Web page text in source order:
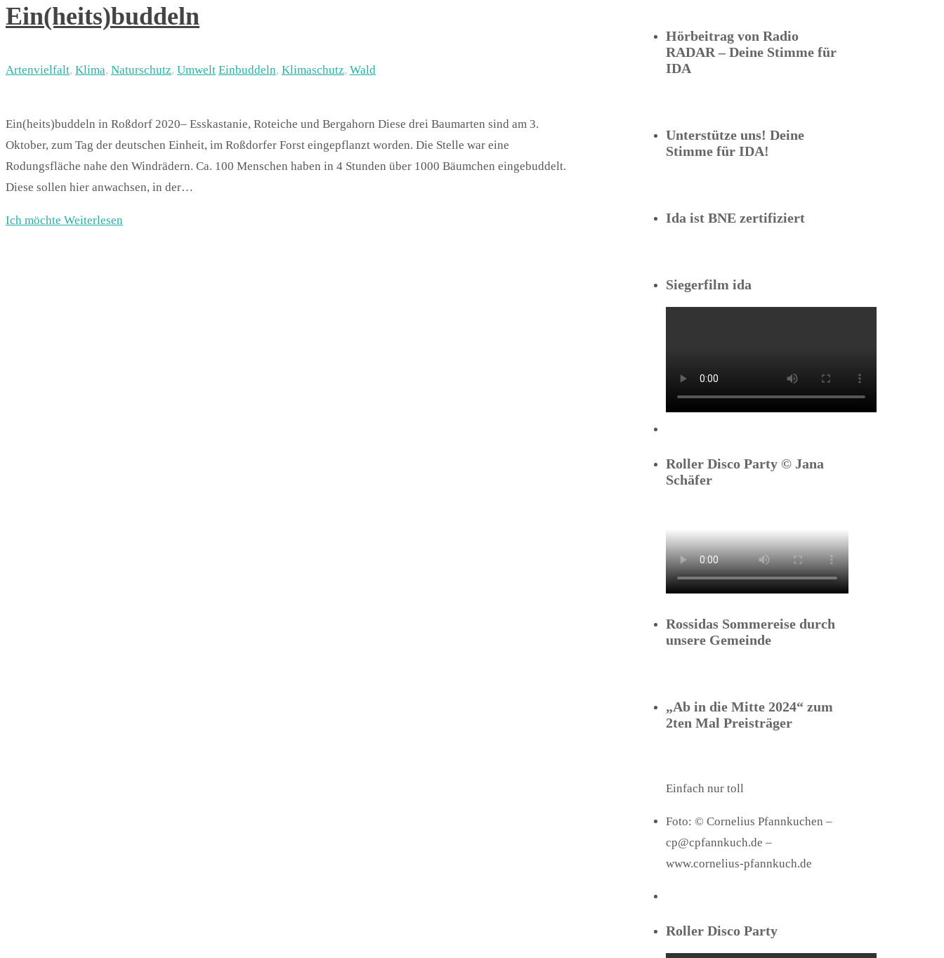
Ein(heits)buddeln
Artenvielfalt, Klima, Naturschutz, Umwelt Einbuddeln, Klimaschutz, Wald
Ein(heits)buddeln in Roßdorf 2020– Esskastanie, Roteiche und Bergahorn Diese drei Baumarten sind am 3.
Oktober, zum Tag der deutschen Einheit, im Roßdorfer Forst eingepflanzt worden. Die Stelle war eine
Rodungsfläche nahe den Windrädern. Ca. 100 Menschen haben in 4 Stunden über 1000 Bäumchen eingebuddelt.
Diese sollen hier anwachsen, in der…
Ich möchte Weiterlesen
Hörbeitrag von Radio
RADAR – Deine Stimme für
IDA
Unterstütze uns! Deine
Stimme für IDA!
Ida ist BNE zertifiziert
Siegerfilm ida
Roller Disco Party © Jana
Schäfer
Rossidas Sommereise durch
unsere Gemeinde
„Ab in die Mitte 2024“ zum
2ten Mal Preisträger
Einfach nur toll
Foto: © Cornelius Pfannkuchen –
cp@cpfannkuch.de –
www.cornelius-pfannkuch.de
Roller Disco Party